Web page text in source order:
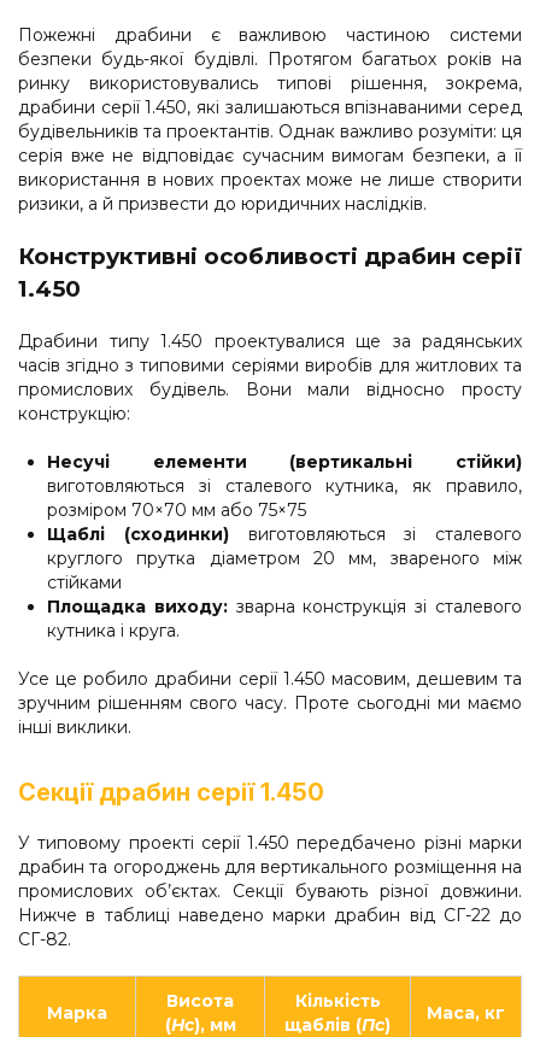
Пожежні драбини є важливою частиною системи
безпеки будь-якої будівлі. Протягом багатьох років на
ринку використовувались типові рішення, зокрема,
драбини серії 1.450, які залишаються впізнаваними серед
будівельників та проектантів. Однак важливо розуміти: ця
серія вже не відповідає сучасним вимогам безпеки, а її
використання в нових проектах може не лише створити
ризики, а й призвести до юридичних наслідків.
Конструктивні особливості драбин серії
1.450
Драбини типу 1.450 проектувалися ще за радянських
часів згідно з типовими серіями виробів для житлових та
промислових будівель. Вони мали відносно просту
конструкцію:
Несучі елементи (вертикальні стійки)
виготовляються зі сталевого кутника, як правило,
розміром 70×70 мм або 75×75
Щаблі (сходинки)виготовляються зі сталевого
круглого прутка діаметром 20 мм, звареного між
стійками
Площадка виходу: зварна конструкція зі сталевого
кутника і круга.
Усе це робило драбини серії 1.450 масовим, дешевим та
зручним рішенням свого часу. Проте сьогодні ми маємо
інші виклики.
Секції драбин серії 1.450
У типовому проекті серії 1.450 передбачено різні марки
драбин та огороджень для вертикального розміщення на
промислових об’єктах. Секції бувають різної довжини.
Нижче в таблиці наведено марки драбин від СГ-22 до
СГ-82.
Марка
Висота
(Нс), мм
Кількість
щаблів (Пс)
Маса, кг